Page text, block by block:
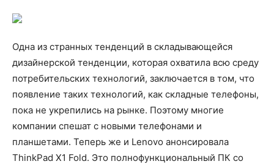
Одна из странных тенденций в складывающейся
дизайнерской тенденции, которая охватила всю среду
потребительских технологий, заключается в том, что
появление таких технологий, как складные телефоны,
пока не укрепились на рынке. Поэтому многие
компании спешат с новыми телефонами и
планшетами. Теперь же и Lenovo анонсировала
ThinkPad X1 Fold. Это полнофункциональный ПК со